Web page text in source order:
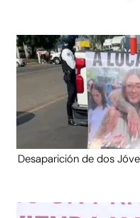
Desaparición de dos